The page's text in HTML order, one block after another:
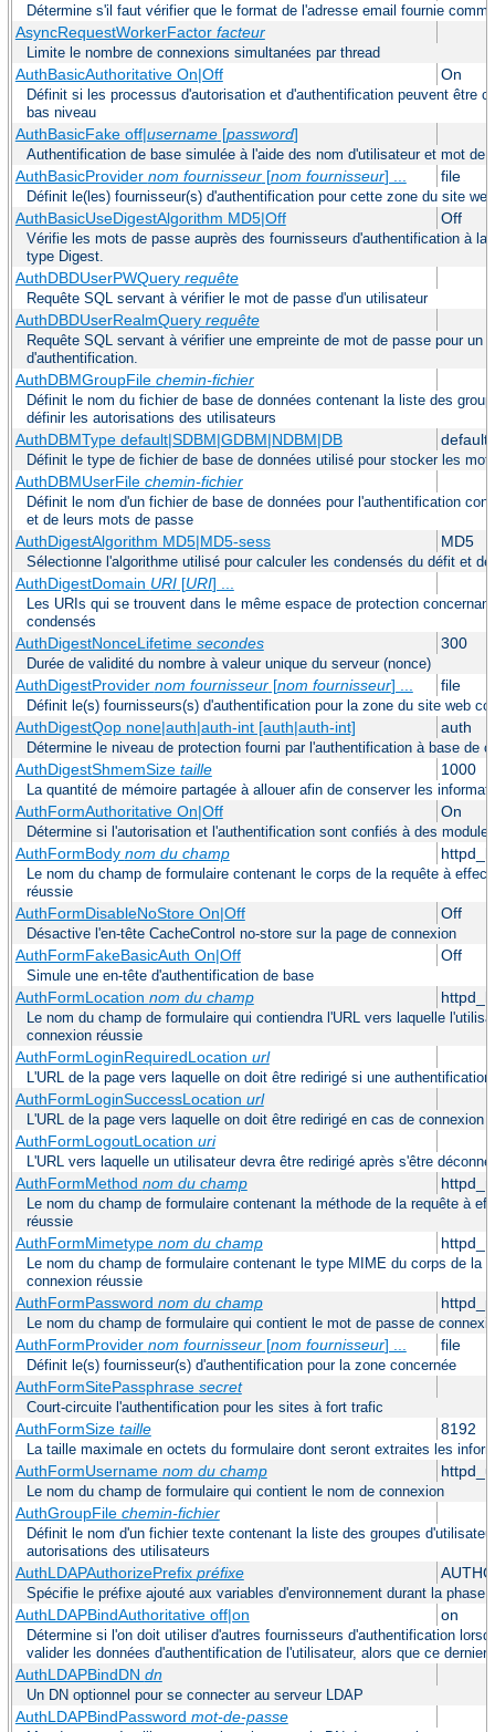
Détermine s'il faut vérifier que le format de l'adresse email fournie
AsyncRequestWorkerFactor facteur
Limite le nombre de connexions simultanées par thread
AuthBasicAuthoritative On|Off On
Définit si les processus d'autorisation et d'authentification peuvent être
bas niveau
AuthBasicFake off|username[password]
Authentification de base simulée à l'aide des nom d'utilisateur et mot de
AuthBasicProvider nom fournisseur[nom fournisseur] ... file
Définit le(les) fournisseur(s) d'authentification pour cette zone du site web
AuthBasicUseDigestAlgorithm MD5|Off Off
Vérifie les mots de passe auprès des fournisseurs d'authentification à la
type Digest.
AuthDBDUserPWQuery requête
Requête SQL servant à vérifier le mot de passe d'un utilisateur
AuthDBDUserRealmQuery requête
Requête SQL servant à vérifier une empreinte de mot de passe pour un
d'authentification.
AuthDBMGroupFile chemin-fichier
Définit le nom du fichier de base de données contenant la liste des
définir les autorisations des utilisateurs
AuthDBMType default|SDBM|GDBM|NDBM|DB default
Définit le type de fichier de base de données utilisé pour stocker les
AuthDBMUserFile chemin-fichier
Définit le nom d'un fichier de base de données pour l'authentification
et de leurs mots de passe
AuthDigestAlgorithm MD5|MD5-sess MD5
Sélectionne l'algorithme utilisé pour calculer les condensés du défit et
AuthDigestDomain URI[URI] ...
Les URIs qui se trouvent dans le même espace de protection
condensés
AuthDigestNonceLifetime secondes 300
Durée de validité du nombre à valeur unique du serveur (nonce)
AuthDigestProvider nom fournisseur[nom fournisseur] ... file
Définit le(s) fournisseurs(s) d'authentification pour la zone du site web
AuthDigestQop none|auth|auth-int [auth|auth-int] auth
Détermine le niveau de protection fourni par l'authentification à base de
AuthDigestShmemSize taille 1000
La quantité de mémoire partagée à allouer afin de conserver les
AuthFormAuthoritative On|Off On
Détermine si l'autorisation et l'authentification sont confiés à des
AuthFormBody nom du champ
Le nom du champ de formulaire contenant le corps de la requête à
réussie
AuthFormDisableNoStore On|Off Off
Désactive l'en-tête CacheControl no-store sur la page de connexion
AuthFormFakeBasicAuth On|Off Off
Simule une en-tête d'authentification de base
AuthFormLocation nom du champ
Le nom du champ de formulaire qui contiendra l'URL vers laquelle
connexion réussie
AuthFormLoginRequiredLocation url
L'URL de la page vers laquelle on doit être redirigé si une
AuthFormLoginSuccessLocation url
L'URL de la page vers laquelle on doit être redirigé en cas de connexion
AuthFormLogoutLocation uri
L'URL vers laquelle un utilisateur devra être redirigé après s'être
AuthFormMethod nom du champ
Le nom du champ de formulaire contenant la méthode de la requête à
réussie
AuthFormMimetype nom du champ
Le nom du champ de formulaire contenant le type MIME du corps de la
connexion réussie
AuthFormPassword nom du champ
Le nom du champ de formulaire qui contient le mot de passe de
AuthFormProvider nom fournisseur[nom fournisseur] ... file
Définit le(s) fournisseur(s) d'authentification pour la zone concernée
AuthFormSitePassphrase secret
Court-circuite l'authentification pour les sites à fort trafic
AuthFormSize taille 8192
La taille maximale en octets du formulaire dont seront extraites les
AuthFormUsername nom du champ
Le nom du champ de formulaire qui contient le nom de connexion
AuthGroupFile chemin-fichier
Définit le nom d'un fichier texte contenant la liste des groupes
autorisations des utilisateurs
AuthLDAPAuthorizePrefix préfixe
Spécifie le préfixe ajouté aux variables d'environnement durant la phase
AuthLDAPBindAuthoritative off|on on
Détermine si l'on doit utiliser d'autres fournisseurs d'authentification
valider les données d'authentification de l'utilisateur, alors que ce dernier
AuthLDAPBindDN dn
Un DN optionnel pour se connecter au serveur LDAP
AuthLDAPBindPassword mot-de-passe